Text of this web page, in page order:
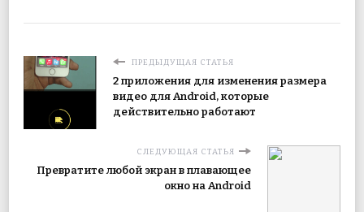
ПРЕДЫДУЩАЯ СТАТЬЯ
2 приложения для изменения размера
видео для Android, которые
действительно работают
СЛЕДУЮЩАЯ СТАТЬЯ
Превратите любой экран в плавающее
окно на Android